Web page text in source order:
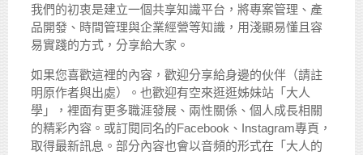
我們的初衷是建立一個共享知識平台，將專案管理、產
品開發、時間管理與企業經營等知識，用淺顯易懂且容
易實踐的方式，分享給大家。
如果您喜歡這裡的內容，歡迎分享給身邊的伙伴（請註
明原作者與出處）。也歡迎有空來逛逛姊妹站「大人
學」，裡面有更多職涯發展、兩性關係、個人成長相關
的精彩內容。或訂閱同名的Facebook、Instagram專頁，
取得最新訊息。部分內容也會以音頻的形式在「大人的